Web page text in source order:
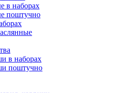
в наборах
поштучно
в наборах
поштучно